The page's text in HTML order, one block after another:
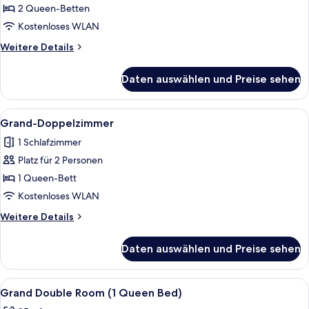
anzeigen
2 Queen-Betten
Kostenloses WLAN
Weitere Details
Weitere
Zimmer
Daten auswählen und Preise sehen
Alle
Fotos
für
Grand-
Doppelzimmer
anzeigen
Ein modernes Schlafzimmer mit
1
Grand-Doppelzimmer
1 Schlafzimmer
Platz für 2 Personen
1 Queen-Bett
Kostenloses WLAN
Weitere Details
Weitere
Doppelzimmer
Daten auswählen und Preise sehen
Alle
Fotos
Schreibtisch, laptopgeeigneter
2
Grand Double Room (1 Queen Bed)